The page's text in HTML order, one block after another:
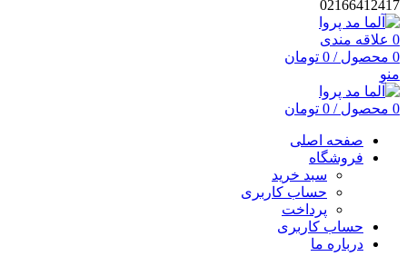
02166412417
0 علاقه مندی
0 محصول /
0 تومان
منو
0 محصول /
0 تومان
صفحه اصلی
فروشگاه
سبد خرید
حساب کاربری
پرداخت
حساب کاربری
درباره ما